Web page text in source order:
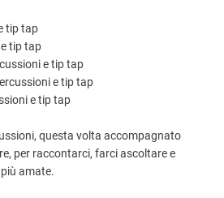
tip tap
tip tap
e tip tap
e tip tap
e tip tap
questa volta accompagnato
per raccontarci, farci ascoltare e
amate.